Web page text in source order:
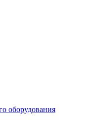
оборудования